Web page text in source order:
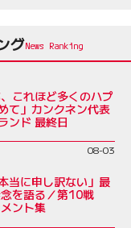
グ
これほど多くのハプ
て」カンクネン代表
ンド 最終日
08-03
当に申し訳ない」最
を語る／第10戦
ント集